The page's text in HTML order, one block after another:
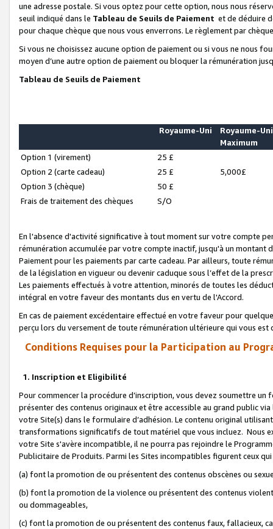
une adresse postale. Si vous optez pour cette option, nous nous
seuil indiqué dans le Tableau de Seuils de Paiement et de déduire
pour chaque chèque que nous vous enverrons. Le règlement par
Si vous ne choisissez aucune option de paiement ou si vous ne nous
moyen d’une autre option de paiement ou bloquer la rémunération
Tableau de Seuils de Paiement
Royaume-Uni
Royaume-Uni
Maximum
Option 1 (virement)
25 £
Option 2 (carte cadeau)
25 £
5,000£
Option 3 (chèque)
50 £
Frais de traitement des chèques
S/O
En l'absence d'activité significative à tout moment sur votre compte
rémunération accumulée par votre compte inactif, jusqu'à un montant
Paiement pour les paiements par carte cadeau. Par ailleurs, toute
de la législation en vigueur ou devenir caduque sous l’effet de la
Les paiements effectués à votre attention, minorés de toutes les
intégral en votre faveur des montants dus en vertu de l'Accord.
En cas de paiement excédentaire effectué en votre faveur pour
perçu lors du versement de toute rémunération ultérieure qui vous est
Conditions Requises pour la Participation au
1. Inscription et Eligibilité
Pour commencer la procédure d’inscription, vous devez soumettre
présenter des contenus originaux et être accessible au grand public
votre Site(s) dans le formulaire d’adhésion. Le contenu original
transformations significatifs de tout matériel que vous incluez. Nous
votre Site s'avère incompatible, il ne pourra pas rejoindre le
Publicitaire de Produits. Parmi les Sites incompatibles figurent ceux
(a) font la promotion de ou présentent des contenus obscènes ou
(b) font la promotion de la violence ou présentent des contenus
ou dommageables,
(c) font la promotion de ou présentent des contenus faux, fallacieux,